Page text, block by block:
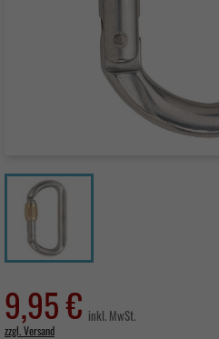
9,95 € inkl. MwSt.
zzgl. Versand